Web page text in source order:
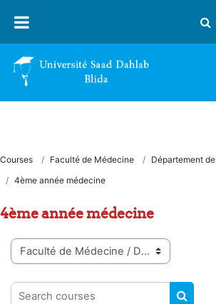
Courses Faculté de Médecine Département
4ème année médecine
4ème année médecine
Course categories
Search courses